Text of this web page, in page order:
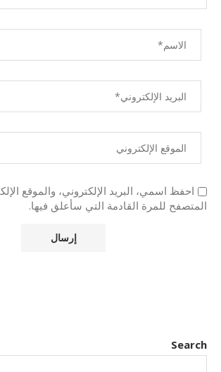
احفظ اسمي، البريد الإلكتروني، والموقع
المتصفح للمرة القادمة التي سأعلق فيها.
Search